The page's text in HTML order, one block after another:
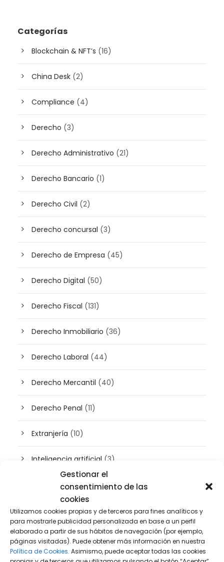
Gestionar el
consentimiento de las
cookies
Utilizamos cookies propias y de terceros para fines analíticos y
para mostrarle publicidad personalizada en base a un perfil
elaborado a partir de sus hábitos de navegación (por ejemplo,
páginas visitadas). Puede obtener más información en nuestra
Política de Cookies. Asimismo, puede aceptar todas las cookies
Categorías
Blockchain & NFT’s (16)
China Desk (2)
Compliance (4)
Derecho (3)
Derecho Administrativo (21)
Derecho Bancario (1)
Derecho Civil (2)
Derecho concursal (3)
Derecho de Empresa (45)
Derecho Digital (50)
Derecho Fiscal (131)
Derecho Inmobiliario (36)
Derecho Laboral (44)
Derecho Mercantil (40)
Derecho Penal (11)
Extranjería (10)
Inteligencia artificial (3)
Patrimonio(5)
Plusvalía(2)
Prensa(2)